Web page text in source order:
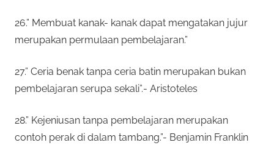
26.” Membuat kanak- kanak dapat mengatakan jujur
merupakan permulaan pembelajaran.”
27.” Ceria benak tanpa ceria batin merupakan bukan
pembelajaran serupa sekali”.- Aristoteles
28.” Kejeniusan tanpa pembelajaran merupakan
contoh perak di dalam tambang.”- Benjamin Franklin